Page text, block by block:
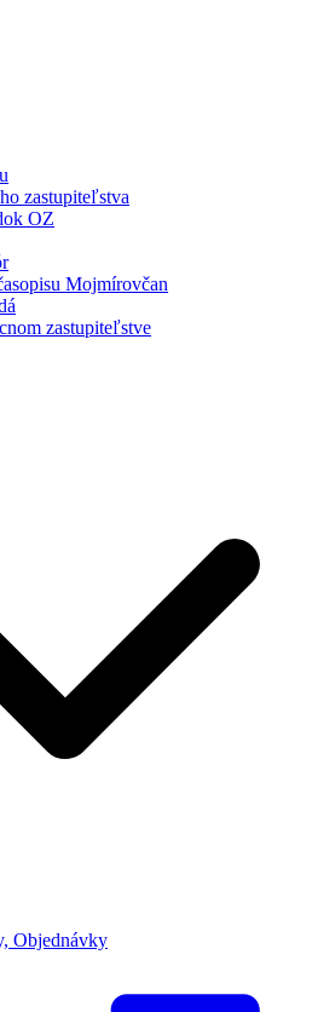
zastupiteľstva
OZ
Mojmírovčan
zastupiteľstve
Objednávky